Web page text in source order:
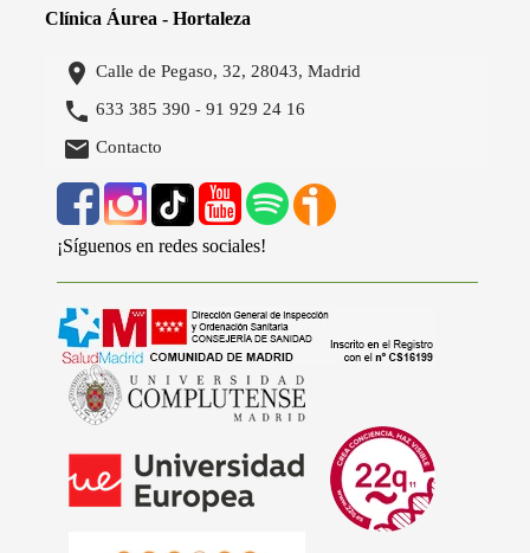
Clínica Áurea - Hortaleza
 Calle de Pegaso, 32, 28043, Madrid
 633 385 390 -91 929 24 16
 Contacto
¡Síguenos en redes sociales!